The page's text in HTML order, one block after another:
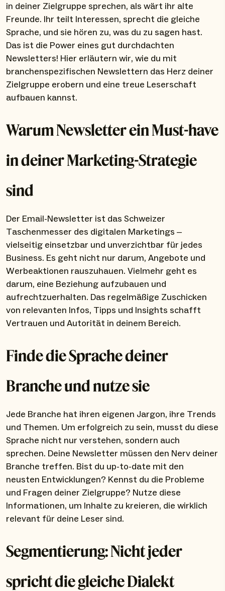
in deiner Zielgruppe sprechen, als wärt ihr alte
Freunde. Ihr teilt Interessen, sprecht die gleiche
Sprache, und sie hören zu, was du zu sagen hast.
Das ist die Power eines gut durchdachten
Newsletters! Hier erläutern wir, wie du mit
branchenspezifischen Newslettern das Herz deiner
Zielgruppe erobern und eine treue Leserschaft
aufbauen kannst.
Warum Newsletter ein Must-have
in deiner Marketing-Strategie
sind
Der Email-Newsletter ist das Schweizer
Taschenmesser des digitalen Marketings –
vielseitig einsetzbar und unverzichtbar für jedes
Business. Es geht nicht nur darum, Angebote und
Werbeaktionen rauszuhauen. Vielmehr geht es
darum, eine Beziehung aufzubauen und
aufrechtzuerhalten. Das regelmäßige Zuschicken
von relevanten Infos, Tipps und Insights schafft
Vertrauen und Autorität in deinem Bereich.
Finde die Sprache deiner
Branche und nutze sie
Jede Branche hat ihren eigenen Jargon, ihre Trends
und Themen. Um erfolgreich zu sein, musst du diese
Sprache nicht nur verstehen, sondern auch
sprechen. Deine Newsletter müssen den Nerv deiner
Branche treffen. Bist du up-to-date mit den
neusten Entwicklungen? Kennst du die Probleme
und Fragen deiner Zielgruppe? Nutze diese
Informationen, um Inhalte zu kreieren, die wirklich
relevant für deine Leser sind.
Segmentierung: Nicht jeder
spricht die gleiche Dialekt